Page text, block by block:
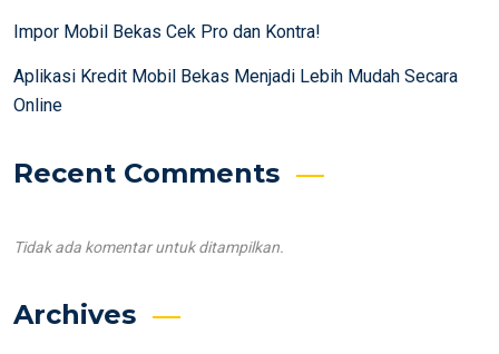
Impor Mobil Bekas Cek Pro dan Kontra!
Aplikasi Kredit Mobil Bekas Menjadi Lebih Mudah Secara
Online
Recent Comments
Tidak ada komentar untuk ditampilkan.
Archives